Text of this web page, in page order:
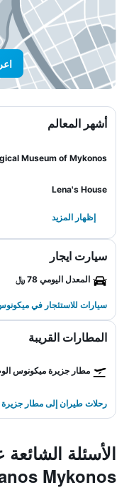
أشهر المعالم
Lena's House
إظهار المزيد
سيارت ايجار
المعدل اليومي 78 ﷼
سيارات للاستئجار في
المطارات القريبة
مطار جزيرة ميكونوس
رحلات طيران إلى مطار جزيرة
Mykonos